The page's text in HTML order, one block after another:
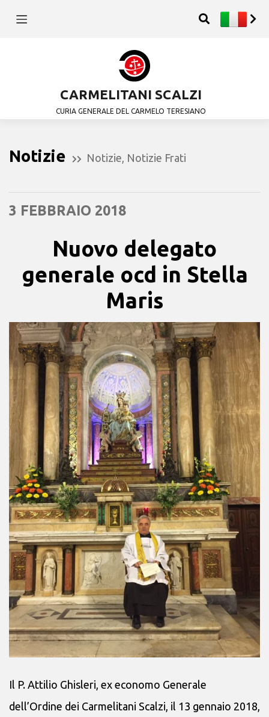
CARMELITANI SCALZI
CURIA GENERALE DEL CARMELO TERESIANO
Notizie Notizie Notizie Frati
3 FEBBRAIO 2018
Nuovo delegato
generale ocd in Stella
Maris
Il P. Attilio Ghisleri, ex economo Generale
dell’Ordine dei Carmelitani Scalzi, il 13 gennaio 2018,